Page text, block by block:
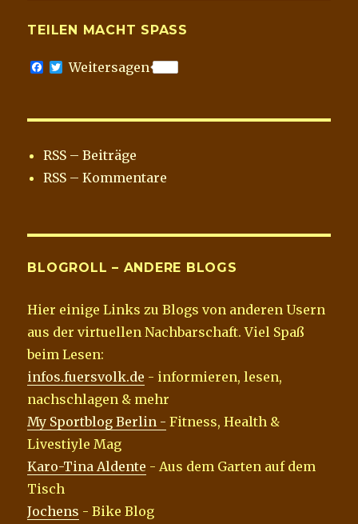
TEILEN MACHT SPASS
F
b
k
T
t
Weitersagen
RSS – Beiträge
RSS – Kommentare
BLOGROLL – ANDERE BLOGS
Hier einige Links zu Blogs von anderen Usern
aus der virtuellen Nachbarschaft. Viel Spaß
beim Lesen:
infos.fuersvolk.de - informieren, lesen,
nachschlagen & mehr
My Sportblog Berlin - Fitness, Health &
Livestiyle Mag
Karo-Tina Aldente - Aus dem Garten auf dem
Tisch
Jochens - Bike Blog